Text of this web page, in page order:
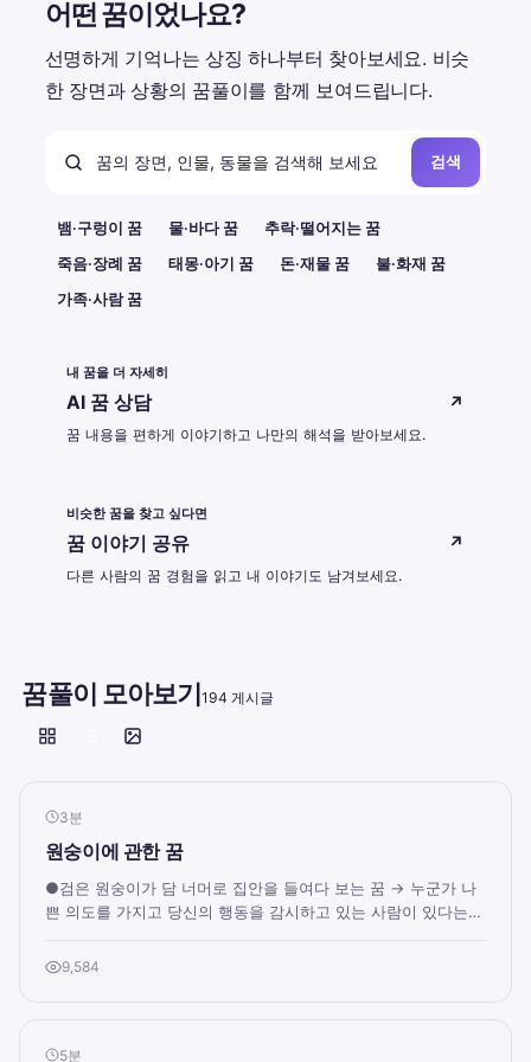
어떤 꿈이었나요?
선명하게 기억나는 상징 하나부터 찾아보세요. 비슷
한 장면과 상황의 꿈풀이를 함께 보여드립니다.
검색
뱀·구렁이 꿈 물·바다 꿈
추락·떨어지는 꿈
죽음·장례 꿈
태몽·아기 꿈 돈·재물 꿈
불·화재 꿈
가족·사람 꿈
내 꿈을 더 자세히
AI 꿈 상담 ↗
꿈 내용을 편하게 이야기하고 나만의 해석을 받아보세요.
비슷한 꿈을 찾고 싶다면
꿈 이야기 공유 ↗
다른 사람의 꿈 경험을 읽고 내 이야기도 남겨보세요.
꿈풀이 모아보기194 게시글
3분
원숭이에 관한 꿈
●검은 원숭이가 담 너머로 집안을 들여다 보는 꿈 → 누군가 나
쁜 의도를 가지고 당신의 행동을 감시하고 있는 사람이 있다는
9,584
5분